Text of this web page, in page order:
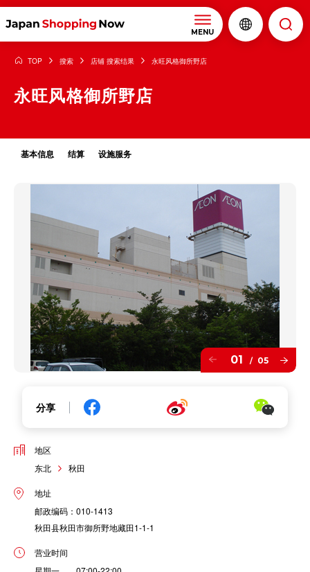
MENU
TOP 搜索 店铺 搜索结果 永旺风格御所野店
永旺风格御所野店
基本信息 结算 设施服务
01 / 05
分享
地区
东北
秋田
地址
邮政编码：010-1413
秋田县秋田市御所野地藏田1-1-1
营业时间